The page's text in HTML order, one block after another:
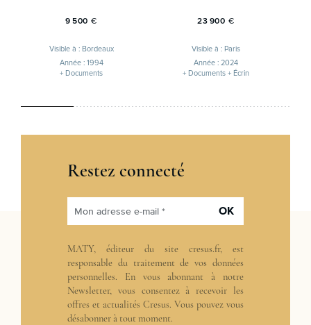
9 500 €
Visible à : Bordeaux
Année : 1994
+ Documents
23 900 €
Visible à : Paris
Année : 2024
+ Documents + Écrin
Restez connecté
Mon adresse e-mail * OK
MATY, éditeur du site cresus.fr, est
responsable du traitement de vos données
personnelles. En vous abonnant à notre
Newsletter, vous consentez à recevoir les
offres et actualités Cresus. Vous pouvez vous
désabonner à tout moment.